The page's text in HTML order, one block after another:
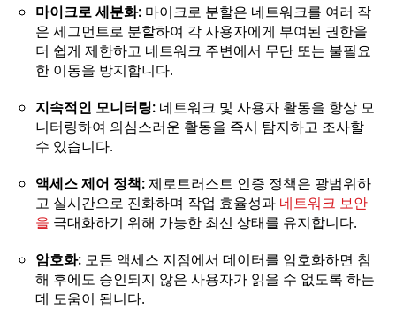
마이크로 세분화: 마이크로 분할은 네트워크를 여러 작
은 세그먼트로 분할하여 각 사용자에게 부여된 권한을
더 쉽게 제한하고 네트워크 주변에서 무단 또는 불필요
한 이동을 방지합니다.
지속적인 모니터링: 네트워크 및 사용자 활동을 항상 모
니터링하여 의심스러운 활동을 즉시 탐지하고 조사할
수 있습니다.
액세스 제어 정책:제로트러스트 인증 정책은 광범위하
고 실시간으로 진화하며 작업 효율성과 네트워크 보안
을 극대화하기 위해 가능한 최신 상태를 유지합니다.
암호화: 모든 액세스 지점에서 데이터를 암호화하면 침
해 후에도 승인되지 않은 사용자가 읽을 수 없도록 하는
데 도움이 됩니다.